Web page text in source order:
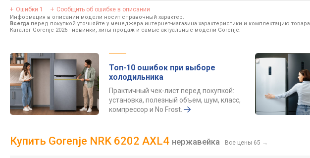
Ошибки 1 Сообщить об ошибке в описании
Информация в описании модели носит справочный характер.
Всегда перед покупкой уточняйте у менеджера интернет-магазина характеристики и комплектацию товара
Каталог Gorenje 2026 - новинки, хиты продаж и самые актуальные модели Gorenje.
Топ-10 ошибок при выборе
холодильника
Практичный чек-лист перед покупкой:
установка, полезный объем, шум, класс,
компрессор и No Frost.
Купить Gorenje NRK 6202 AXL4 нержавейка Все цены 65 →